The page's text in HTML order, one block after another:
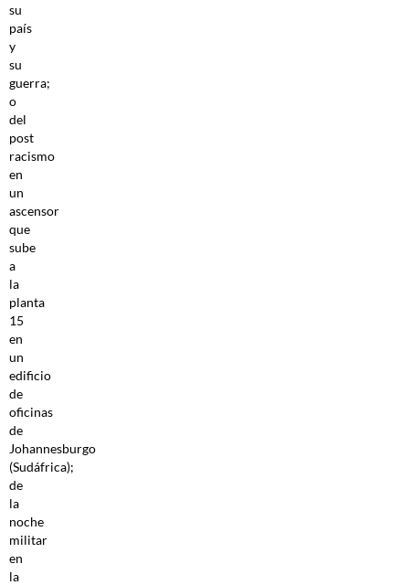
su
país
y
su
guerra;
o
del
post
racismo
en
un
ascensor
que
sube
a
la
planta
15
en
un
edificio
de
oficinas
de
Johannesburgo
(Sudáfrica);
de
la
noche
militar
en
la